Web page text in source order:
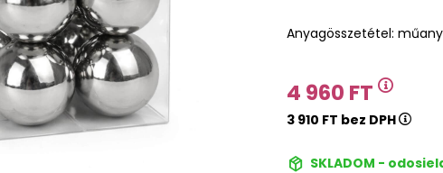
Anyagösszetétel:
4 960 FT
3 910 FT bez DPH
SKLADOM -